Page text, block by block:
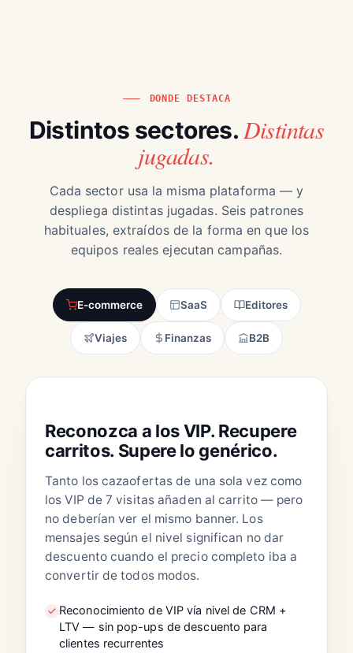
DONDE DESTACA
Distintos sectores. Distintas
jugadas.
Cada sector usa la misma plataforma — y
despliega distintas jugadas. Seis patrones
habituales, extraídos de la forma en que los
equipos reales ejecutan campañas.
E-commerce SaaS Editores
Viajes Finanzas B2B
Reconozca a los VIP. Recupere
carritos. Supere lo genérico.
Tanto los cazaofertas de una sola vez como
los VIP de 7 visitas añaden al carrito — pero
no deberían ver el mismo banner. Los
mensajes según el nivel significan no dar
descuento cuando el precio completo iba a
convertir de todos modos.
Reconocimiento de VIP vía nivel de CRM +
LTV — sin pop-ups de descuento para
clientes recurrentes